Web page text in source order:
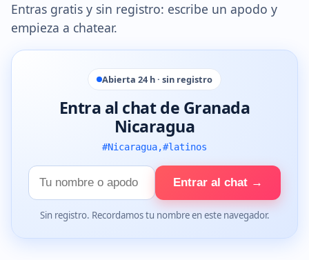
Entras gratis y sin registro: escribe un apodo y
empieza a chatear.
Abierta 24 h · sin registro
Entra al chat de Granada
Nicaragua
#Nicaragua,#latinos
Tu
nombre
Entrar al chat →
Sin registro. Recordamos tu nombre en este navegador.